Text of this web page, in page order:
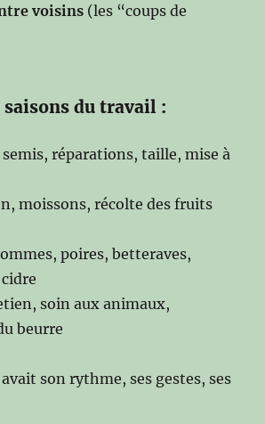
voisins (les “coups de
saisons du travail :
semis, réparations, taille, mise à
moissons, récolte des fruits
poires, betteraves,
soin aux animaux,
beurre
son rythme, ses gestes, ses